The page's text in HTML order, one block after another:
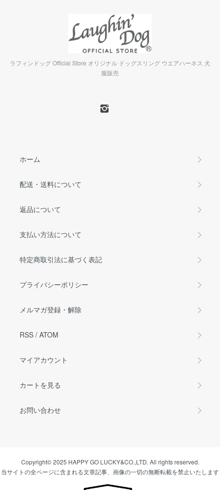
ラフィンドッグ Official Store オリジナル ドッグスリング ウエアハーネス 犬
服販売
ホーム
配送・送料について
返品について
支払い方法について
特定商取引法に基づく表記
プライバシーポリシー
メルマガ登録・解除
RSS / ATOM
マイアカウント
カートを見る
お問い合わせ
Copyright© 2025 HAPPY GO LUCKY&CO.,LTD. All rights reserved.
当サイトの全ページに含まれる文章記事、画像の一切の無断転載を禁止いたします